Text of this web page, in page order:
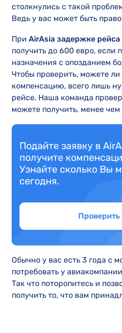
столкнулись с такой
Ведь у вас может быть
При AirAsia задержке рейса
получить до 600 евро, если
назначения с опозданием
Чтобы проверить, можете ли
компенсацию, всего лишь
рейсе. Наша команда
можете получить, менее
Подайте заявку в
получите
Узнайте сколько Вы
сегодня.
Проверить
Обычно у вас есть 3 года с
потребовать у
Так что поторопитесь и
получить то, что вам